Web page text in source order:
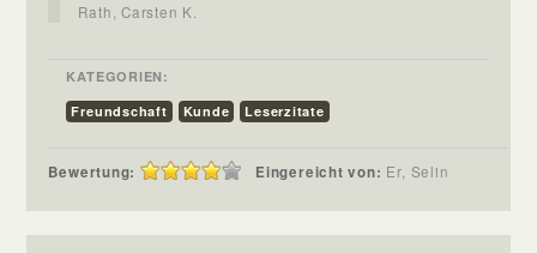
Rath, Carsten K.
KATEGORIEN:
Freundschaft
Kunde Leserzitate
Bewertung: Eingereicht von: Er, Selin